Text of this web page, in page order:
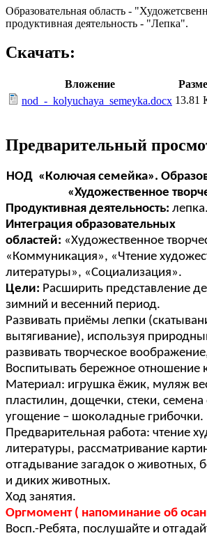
Образовательная область -
продуктивная деятельность - "Лепка".
Скачать:
Вложение
nod_-_kolyuchaya_semeyka.docx 13.81
Предварительный
НОД «Колючая семейка».
«Художественное
Продуктивная деятельность: лепка.
Интеграция образовательных
областей: «Художественное
«Коммуникация», «Чтение
литературы», «Социализация».
Цели: Расширить представление
зимний и весенний период.
Развивать приёмы лепки
вытягивание), используя
развивать творческое
Воспитывать бережное отношение
Материал: игрушка ёжик, муляж
пластилин, дощечки, стеки, семена
угощение – шоколадные грибочки.
Предварительная работа: чтение
литературы, рассматривание
отгадывание загадок о животных,
и диких животных.
Ход занятия.
Оргмомент ( напоминание об
Восп.-Ребята, послушайте и